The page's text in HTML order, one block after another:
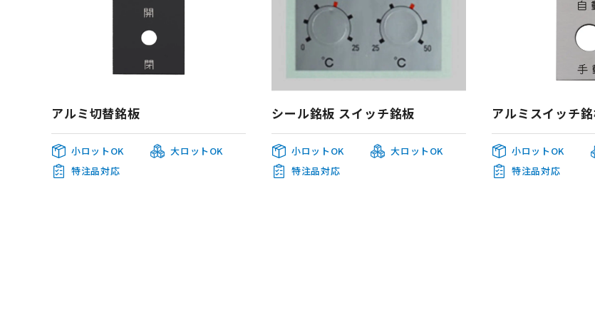
アルミ切替銘板
小ロットOK
大ロットOK
特注品対応
シール銘板 スイッチ銘板
小ロットOK
大ロットOK
特注品対応
アルミスイッチ
小ロットOK
特注品対応